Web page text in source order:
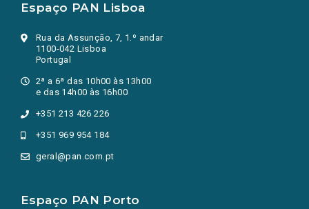
Espaço PAN Lisboa
Rua da Assunção, 7, 1.º andar
1100-042 Lisboa
Portugal
2ª a 6ª das 10h00 às 13h00
e das 14h00 às 16h00
+351 213 426 226
+351 969 954 184
geral@pan.com.pt
Espaço PAN Porto